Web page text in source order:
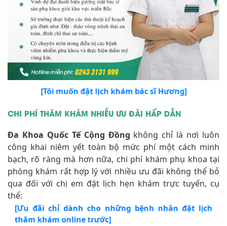
[Tôi muốn đặt lịch khám bác sĩ Hương]
CHI PHÍ THĂM KHÁM NHIỀU ƯU ĐÃI HẤP DẪN
Đa Khoa Quốc Tế Cộng Đồng không chỉ là nơi luôn
công khai niêm yết toàn bộ mức phí một cách minh
bạch, rõ ràng mà hơn nữa, chi phí khám phụ khoa tại
phòng khám rất hợp lý với nhiều ưu đãi không thể bỏ
qua đối với chị em đặt lịch hẹn khám trực tuyến, cụ
thể:
[Ưu đãi chỉ dành cho những bệnh nhân đặt lịch
thăm khám online trước]